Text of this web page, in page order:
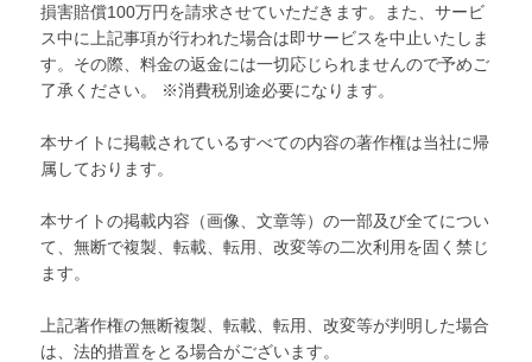
損害賠償100万円を請求させていただきます。また、サービ
ス中に上記事項が行われた場合は即サービスを中止いたしま
す。その際、料金の返金には一切応じられませんので予めご
了承ください。 ※消費税別途必要になります。
本サイトに掲載されているすべての内容の著作権は当社に帰
属しております。
本サイトの掲載内容（画像、文章等）の一部及び全てについ
て、無断で複製、転載、転用、改変等の二次利用を固く禁じ
ます。
上記著作権の無断複製、転載、転用、改変等が判明した場合
は、法的措置をとる場合がございます。